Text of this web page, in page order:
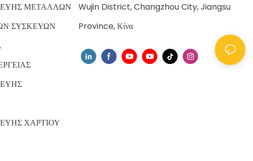
ΜΕΤΑΛΛΩΝ
ΣΥΣΚΕΥΩΝ
ΧΑΡΤΙΟΥ
Wujin District, Changzhou City, Jiangsu
Province, Κίνα